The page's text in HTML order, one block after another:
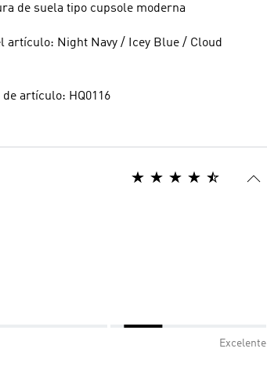
de suela tipo cupsole moderna
artículo: Night Navy / Icey Blue / Cloud
artículo: HQ0116
Excelente